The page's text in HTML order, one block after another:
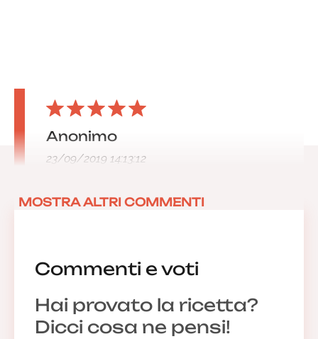
Commenti e voti
Hai provato la ricetta?
Dicci cosa ne pensi!
Anonimo
23/09/2019 14:13:12
MOSTRA ALTRI COMMENTI